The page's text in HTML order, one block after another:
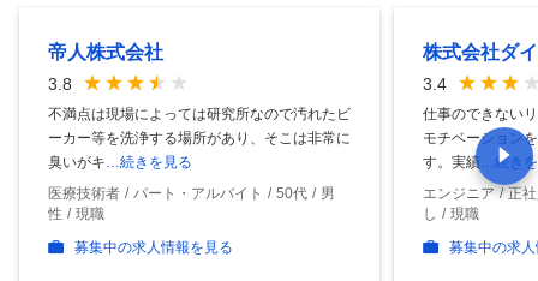
帝人株式会社
3.8
不満点は現場によっては研究所なので汚れたビ
ーカー等を洗浄する場所があり、そこは非常に
臭いがキ…続きを見る
医療技術者
パート・アルバイト 50代
男
性
現職
募集中の求人情報を見る
株式会社ダ
3.4
仕事のできない
モチベーション
す。実績 …続き
エンジニア
正
し
現職
募集中の求